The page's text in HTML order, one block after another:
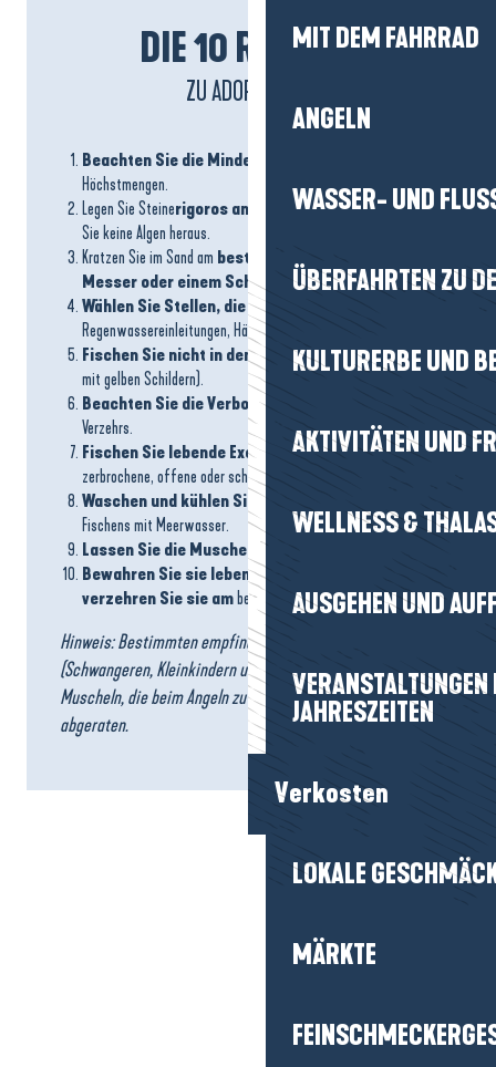
MIT DEM FAHRRAD
ANGELN
WASSER- UND
ÜBERFAHRTEN ZU
KULTURERBE UND
AKTIVITÄTEN UND
WELLNESS &
AUSGEHEN UND
JAHRESZEITEN
Verkosten
LOKALE
MÄRKTE
DIE 10 REFLEXE
ZU ADOPTIEREN
Beachten Sie die Mindestgröße
Höchstmengen.
Legen Sie Steinerigoros an ihren Platz zurück , reißen
Sie keine Algen heraus.
Kratzen Sie im Sand am besten mit den Händen, einem
Messer oder einem Schaber
(max. 3 Zähne).
Wählen Sie Stellen, die weit entfernt
Regenwassereinleitungen, Häfen und Ankerplätzen liegen.
Fischen Sie nicht in den Parks der Profis(Bereiche
mit gelben Schildern).
Beachten Sie die Verbote des Sammelns
Verzehrs.
Fischen Sie lebende Exemplare:Sortieren Sie
zerbrochene, offene oder schlecht riechende Muscheln aus
Waschen und kühlen Sie die Muscheln
Fischens mit Meerwasser.
Lassen Sie die Muscheln vor dem Verzehr
Bewahren Sie sie lebend im Kühlschrank auf
verzehren Sie sie am besten noch am selben Tag.
Hinweis: Bestimmten empfindlichen Personen
(Schwangeren, Kleinkindern usw.) wird vom Verzehr von
Muscheln, die beim Angeln zu Fuß geerntet wurden,
abgeraten.